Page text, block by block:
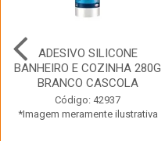
ADESIVO SILICONE
BANHEIRO E COZINHA 280G
BRANCO CASCOLA
Código: 42937
*Imagem meramente ilustrativa